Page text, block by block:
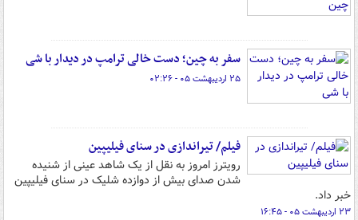
سفر به چین؛ دست خالی ترامپ در دیدار با شی
۲۵ اردیبهشت ۰۵ - ۰۲:۲۶
فیلم/ تیراندازی در سنای فیلیپین
رویترز امروز به نقل از یک شاهد عینی از شنیده
شدن صدای بیش از دوازده شلیک در سنای فیلیپین
خبر داد.
۲۳ اردیبهشت ۰۵ - ۱۶:۴۵